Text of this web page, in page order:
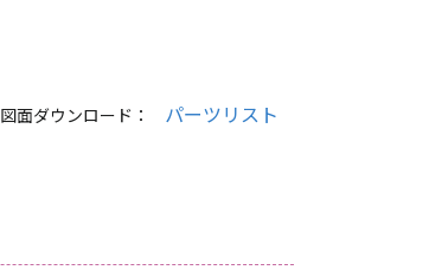
図面ダウンロード： パーツリスト